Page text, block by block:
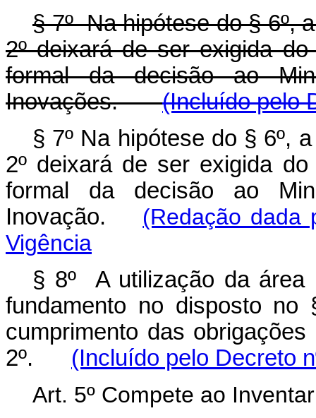
§ 7º Na hipótese do § 6º,
2º deixará de ser exigida
formal da decisão ao
Inovações.(Incluído pelo
§ 7º Na hipótese do § 6º,
2º deixará de ser exigida
formal da decisão ao
Inovação. (Redação dada
Vigência
§ 8º A utilização da área
fundamento no disposto
cumprimento das
2º. (Incluído pelo Decreto
Art. 5º Compete ao